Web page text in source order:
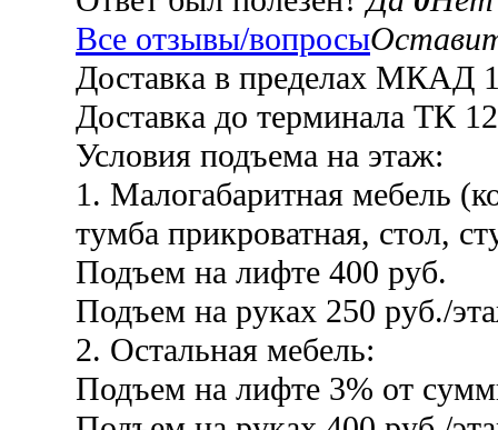
Все отзывы/вопросы
Доставка в пределах МКАД
Доставка до терминала ТК
Условия подъема на этаж:
1. Малогабаритная мебель
тумба прикроватная, стол,
Подъем на лифте 400 руб.
Подъем на руках 250 руб./
2. Остальная мебель:
Подъем на лифте 3% от